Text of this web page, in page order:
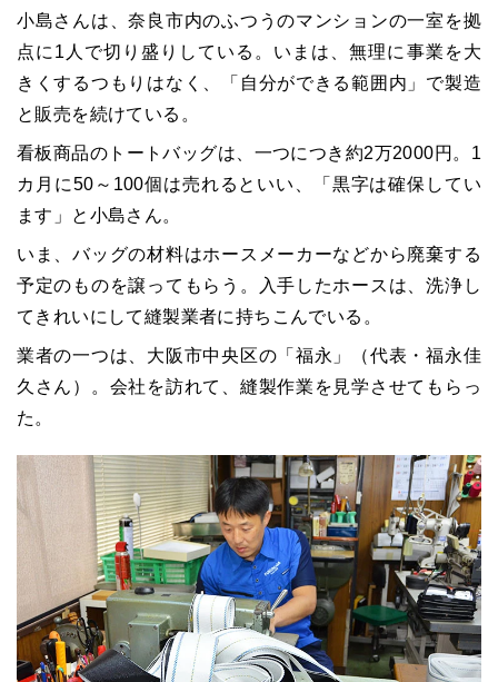
小島さんは、奈良市内のふつうのマンションの一室を拠
点に1人で切り盛りしている。いまは、無理に事業を大
きくするつもりはなく、「自分ができる範囲内」で製造
と販売を続けている。
看板商品のトートバッグは、一つにつき約2万2000円。1
カ月に50～100個は売れるといい、「黒字は確保してい
ます」と小島さん。
いま、バッグの材料はホースメーカーなどから廃棄する
予定のものを譲ってもらう。入手したホースは、洗浄し
てきれいにして縫製業者に持ちこんでいる。
業者の一つは、大阪市中央区の「福永」（代表・福永佳
久さん）。会社を訪れて、縫製作業を見学させてもらっ
た。